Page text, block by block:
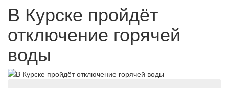
В Курске пройдёт
отключение горячей
воды